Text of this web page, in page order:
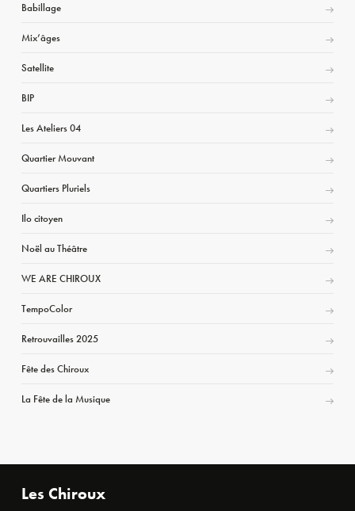
Babillage
Mix’âges
Satellite
BIP
Les Ateliers 04
Quartier Mouvant
Quartiers Pluriels
Ilo citoyen
Noël au Théâtre
WE ARE CHIROUX
TempoColor
Retrouvailles 2025
Fête des Chiroux
La Fête de la Musique
Les Chiroux